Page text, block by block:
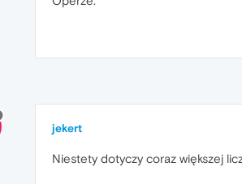
jekert
Niestety dotyczy coraz większej